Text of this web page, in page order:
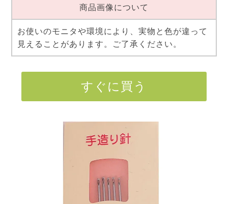
商品画像について
お使いのモニタや環境により、実物と色が違って
見えることがあります。ご了承ください。
すぐに買う